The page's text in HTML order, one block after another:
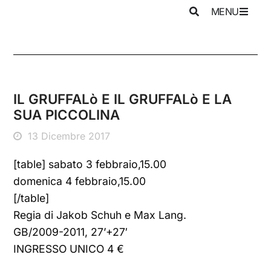
MENU
IL GRUFFALò E IL GRUFFALò E LA
SUA PICCOLINA
13 Dicembre 2017
[table] sabato 3 febbraio,15.00
domenica 4 febbraio,15.00
[/table]
Regia di Jakob Schuh e Max Lang.
GB/2009-2011, 27’+27′
INGRESSO UNICO 4 €